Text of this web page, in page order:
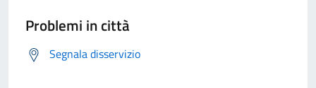
Problemi in città
Segnala disservizio